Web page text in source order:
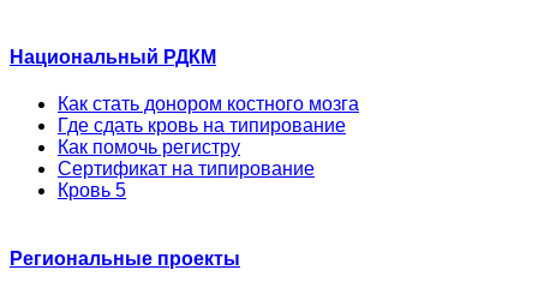
Национальный РДКМ
Как стать донором костного мозга
Где сдать кровь на типирование
Как помочь регистру
Сертификат на типирование
Кровь 5
Региональные проекты